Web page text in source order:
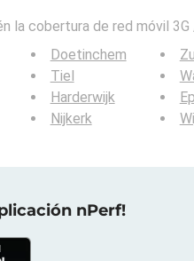
la cobertura de red móvil 3G
Doetinchem
Tiel
Harderwijk
Nijkerk
nPerf!